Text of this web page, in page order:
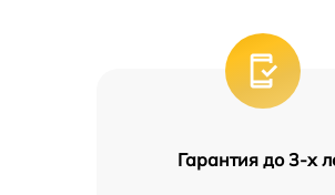
Гарантия до 3-х